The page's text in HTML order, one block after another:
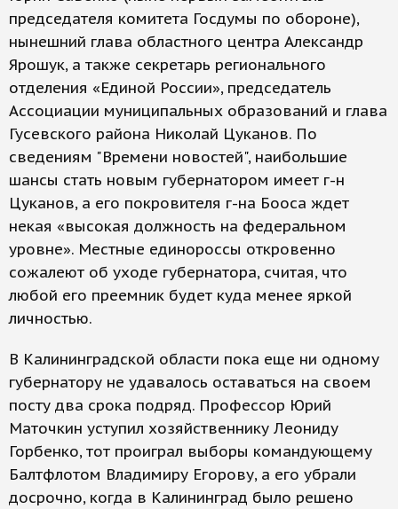
председателя комитета Госдумы по обороне),
нынешний глава областного центра Александр
Ярошук, а также секретарь регионального
отделения «Единой России», председатель
Ассоциации муниципальных образований и глава
Гусевского района Николай Цуканов. По
сведениям "Времени новостей", наибольшие
шансы стать новым губернатором имеет г-н
Цуканов, а его покровителя г-на Бооса ждет
некая «высокая должность на федеральном
уровне». Местные единороссы откровенно
сожалеют об уходе губернатора, считая, что
любой его преемник будет куда менее яркой
личностью.
В Калининградской области пока еще ни одному
губернатору не удавалось оставаться на своем
посту два срока подряд. Профессор Юрий
Маточкин уступил хозяйственнику Леониду
Горбенко, тот проиграл выборы командующему
Балтфлотом Владимиру Егорову, а его убрали
досрочно, когда в Калининград было решено